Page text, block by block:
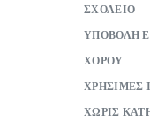
ΣΧΟΛΕΙΟ
ΥΠΟΒΟΛΗ
ΧΟΡΟΥ
ΧΡΗΣΙΜΕΣ
ΧΩΡΙΣ